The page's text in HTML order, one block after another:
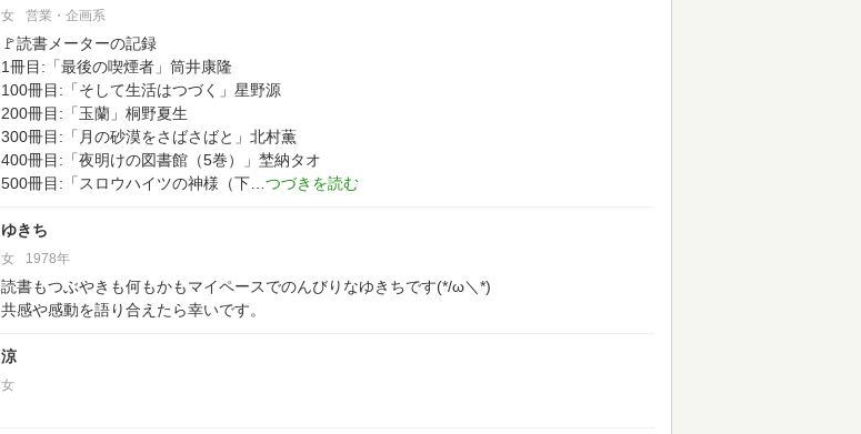
女 営業・企画系
🚩読書メーターの記録
1冊目:「最後の喫煙者」筒井康隆
100冊目:「そして生活はつづく」星野源
200冊目:「玉蘭」桐野夏生
300冊目:「月の砂漠をさばさばと」北村薫
400冊目:「夜明けの図書館（5巻）」埜納タオ
500冊目:「スロウハイツの神様（下
ゆきち
女 1978年
読書もつぶやきも何もかもマイペースでのんびりなゆきちです(*/ω＼*)
共感や感動を語り合えたら幸いです。
涼
女